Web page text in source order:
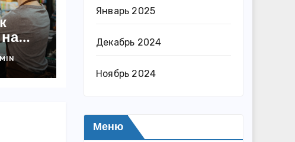
Январь 2025
Декабрь 2024
Ноябрь 2024
Меню